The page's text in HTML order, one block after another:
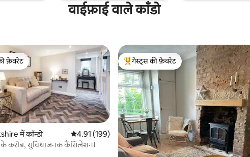
वाईफ़ाई वाले काँडो
फ़ेवरेट
फ़ेवरेट
में कॉन्डो औसत रेटिंग 5 में से 4.91, 199 समीक्षाएँ
4.91 (199)
के करीब, सुविधाजनक कैंसिलेशन।
गेस्ट्स का टॉप फ़ेवरेट
गेस्ट्स की फ़ेवरेट